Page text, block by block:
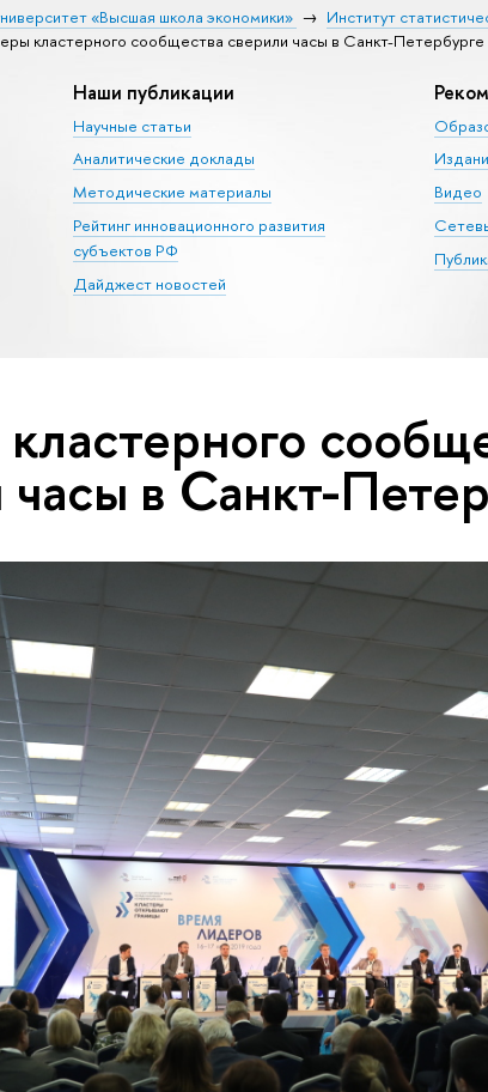
«Высшая школа экономики» Институт
кластерного сообщества сверили часы в Санкт-Петербурге
Наши публикации
Научные статьи
Аналитические доклады
Методические материалы
Рейтинг инновационного развития
субъектов РФ
Дайджест новостей
Видео
часы в Санкт-